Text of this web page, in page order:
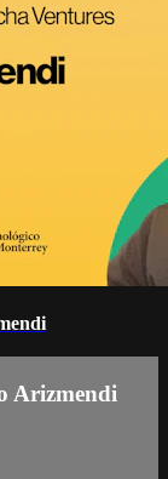
Arizmendi